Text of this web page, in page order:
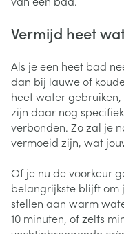
Vermijd heet
Als je een heet bad
dan bij lauwe of
heet water
zijn daar nog
verbonden. Zo zal je
vermoeid zijn, wat
Of je nu de voorkeur
belangrijkste blijft om
stellen aan warm
10 minuten, of zelfs